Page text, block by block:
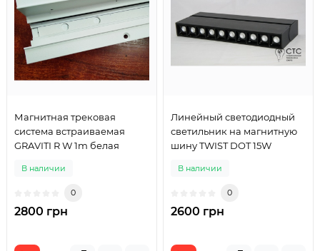
Магнитная трековая
система встраиваемая
GRAVITI R W 1m белая
В наличии
0
2800 грн
Линейный светодиодный
светильник на магнитную
шину TWIST DOT 15W
В наличии
0
2600 грн